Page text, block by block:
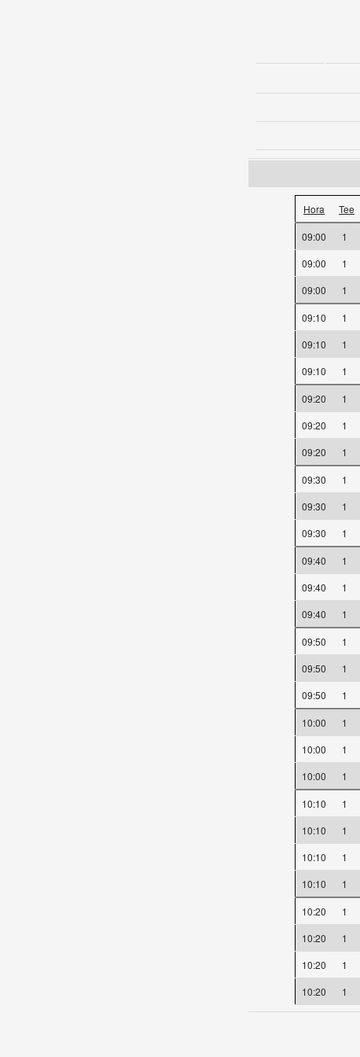
Hora Tee
09:00 1
09:00
1
09:00
1
09:10 1
09:10
1
09:10
1
09:20 1
09:20
1
09:20
1
09:30 1
09:30
1
09:30
1
09:40 1
09:40
1
09:40
1
09:50 1
09:50
1
09:50
1
10:00 1
10:00
1
10:00
1
10:10 1
10:10
1
10:10
1
10:10
1
10:20 1
10:20
1
10:20
1
10:20
1